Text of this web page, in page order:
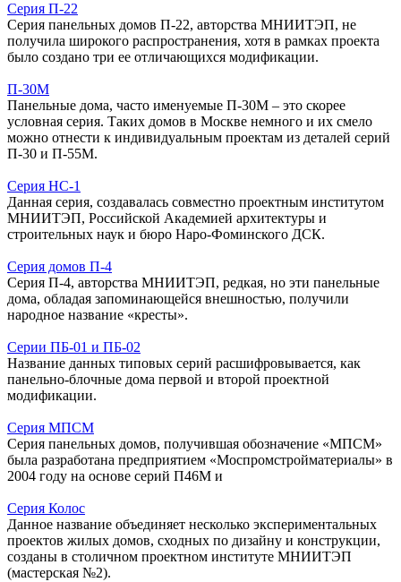
Серия П-22
Серия панельных домов П-22, авторства МНИИТЭП, не
получила широкого распространения, хотя в рамках проекта
было создано три ее отличающихся модификации.
П-30М
Панельные дома, часто именуемые П-30М – это скорее
условная серия. Таких домов в Москве немного и их смело
можно отнести к индивидуальным проектам из деталей серий
П-30 и П-55М.
Серия НС-1
Данная серия, создавалась совместно проектным институтом
МНИИТЭП, Российской Академией архитектуры и
строительных наук и бюро Наро-Фоминского ДСК.
Серия домов П-4
Серия П-4, авторства МНИИТЭП, редкая, но эти панельные
дома, обладая запоминающейся внешностью, получили
народное название «кресты».
Серии ПБ-01 и ПБ-02
Название данных типовых серий расшифровывается, как
панельно-блочные дома первой и второй проектной
модификации.
Серия МПСМ
Серия панельных домов, получившая обозначение «МПСМ»
была разработана предприятием «Моспромстройматериалы» в
2004 году на основе серий П46М и
Серия Колос
Данное название объединяет несколько экспериментальных
проектов жилых домов, сходных по дизайну и конструкции,
созданы в столичном проектном институте МНИИТЭП
(мастерская №2).